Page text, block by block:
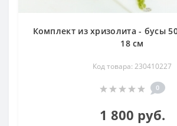
Комплект из хризолита - бусы
18 см
Код товара: 230410227
0
1 800 руб.